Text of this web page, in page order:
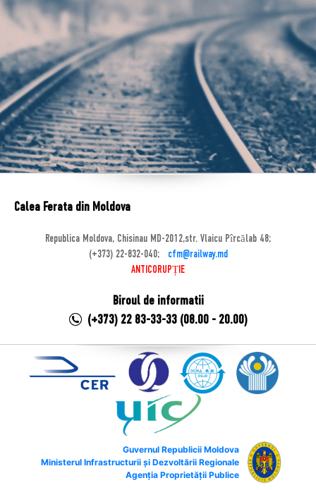
Calea Ferata din Moldova
Republica Moldova, Chisinau MD-2012,str. Vlaicu Pîrcălab 48;
(+373) 22-832-040;
cfm@railway.md
ANTICORUPȚIE
Biroul de informatii
(+373) 22 83-33-33 (08.00 - 20.00)
Guvernul Republicii Moldova
Ministerul Infrastructurii și Dezvoltării Regionale
Agenția Proprietății Publice